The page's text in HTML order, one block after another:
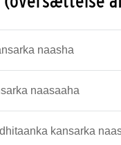
naasha
naasaaha
kansarka